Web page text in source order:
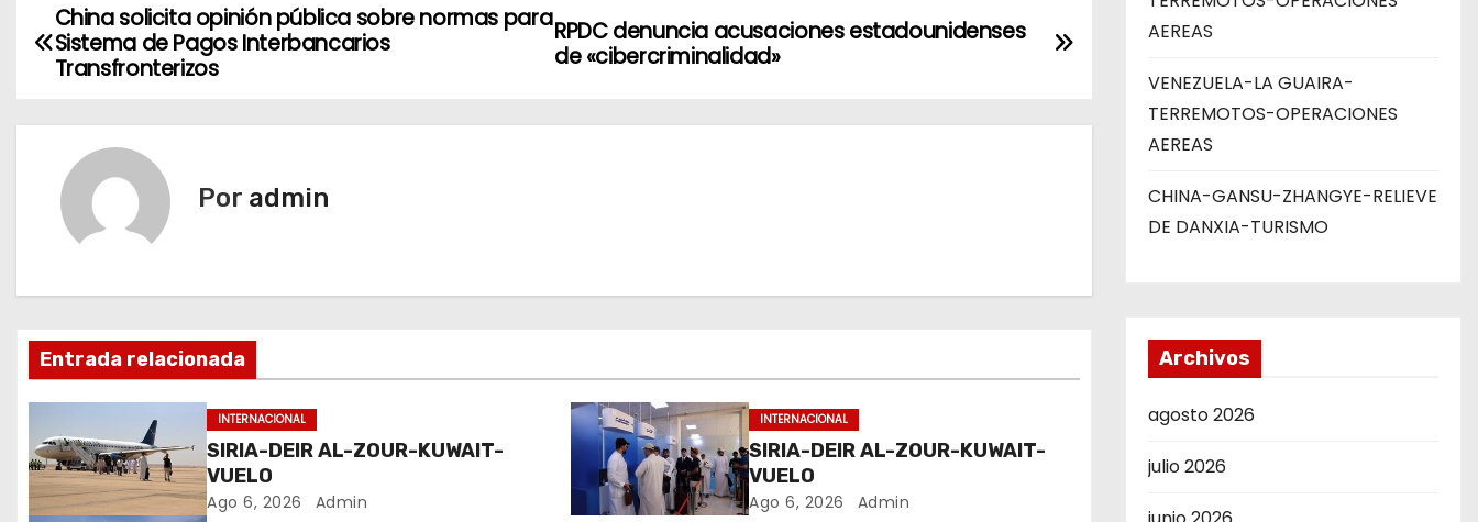
N
v
c
i
ó
n
d
RPDC denuncia acusaciones estadounidenses
de «cibercriminalidad»
China solicita opinión pública sobre normas para
Sistema de Pagos Interbancarios
Transfronterizos
Por admin
Entrada relacionada
INTERNACIONAL
SIRIA-DEIR AL-ZOUR-KUWAIT-
VUELO
Ago 6, 2026 Admin
INTERNACIONAL
SIRIA-DEIR AL-ZOUR-KUWAIT-
VUELO
Ago 6, 2026 Admin
AEREAS
VENEZUELA-LA GUAIRA-
TERREMOTOS-OPERACIONES
AEREAS
CHINA-GANSU-ZHANGYE-RELIEVE
DE DANXIA-TURISMO
Archivos
agosto 2026
julio 2026